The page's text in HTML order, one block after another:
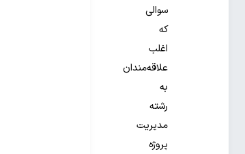
سوالی
که
اغلب
علاقه‌مندان
به
رشته
مدیریت
پروژه